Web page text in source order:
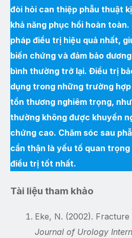
đòi hỏi can thiệp phẫu thuật
khả năng phục hồi hoàn
pháp điều trị hiệu quả nhất,
biến chứng và đảm bảo
bình thường trở lại. Điều trị
dụng trong những trường
tổn thương nghiêm trọng,
thường không được khuyến
chứng cao. Chăm sóc sau
cẩn thận là yếu tố quan
điều trị tốt nhất.
Tài liệu tham khảo
Eke, N. (2002).
Journal of Urology